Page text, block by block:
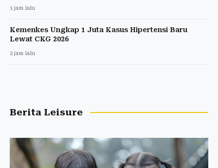
1 jam lalu
Kemenkes Ungkap 1 Juta Kasus Hipertensi Baru
Lewat CKG 2026
2 jam lalu
Berita Leisure